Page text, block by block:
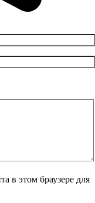
в этом браузере для